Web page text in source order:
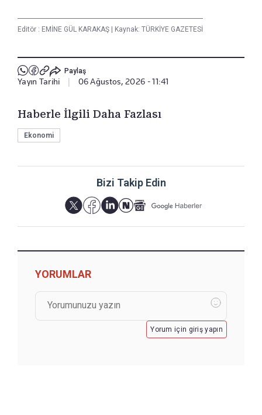
Editör : EMİNE GÜL KARAKAŞ | Kaynak: TÜRKİYE GAZETESİ
Paylaş
Yayın Tarihi 06 Ağustos, 2026 - 11:41
Haberle İlgili Daha Fazlası
Ekonomi
Bizi Takip Edin
YORUMLAR
Yorum için giriş yapın